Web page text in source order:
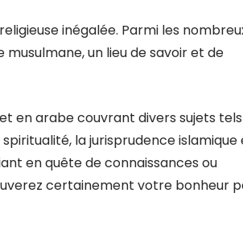
inégalée. Parmi les
un lieu de savoir et de
en arabe couvrant divers sujets
la jurisprudence
en quête de connaissances ou
certainement votre bonheur